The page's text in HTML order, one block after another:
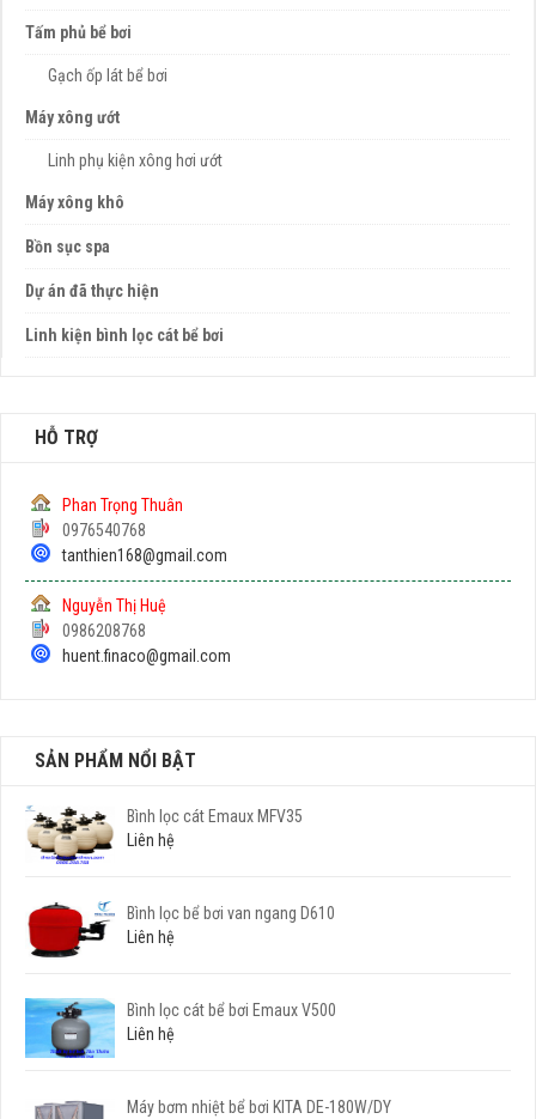
Tấm phủ bể bơi
Gạch ốp lát bể bơi
Máy xông ướt
Linh phụ kiện xông hơi ướt
Máy xông khô
Bồn sục spa
Dự án đã thực hiện
Linh kiện bình lọc cát bể bơi
HỖ TRỢ
Phan Trọng Thuân
0976540768
tanthien168@gmail.com
Nguyễn Thị Huệ
0986208768
huent.finaco@gmail.com
SẢN PHẨM NỔI BẬT
Bình lọc cát Emaux MFV35
Liên hệ
Bình lọc bể bơi van ngang D610
Liên hệ
Bình lọc cát bể bơi Emaux V500
Liên hệ
Máy bơm nhiệt bể bơi KITA DE-180W/DY